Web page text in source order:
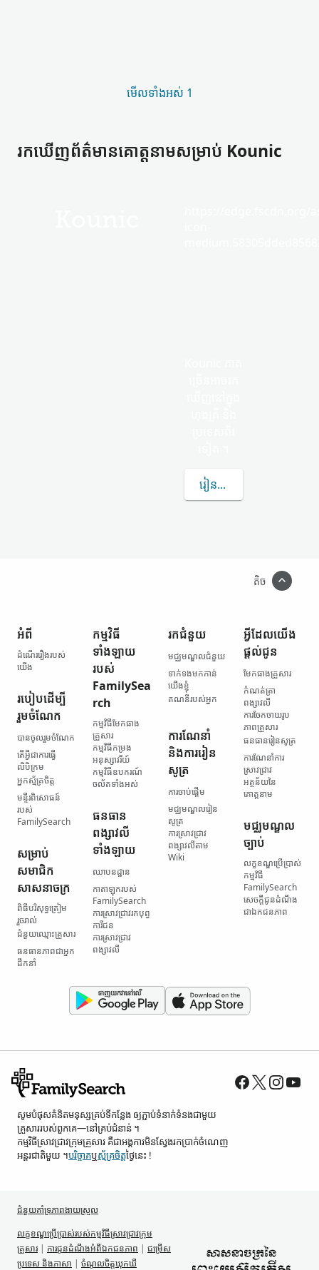
មើល​ទាំងអស់ 1
រកឃើញ​ព័ត៌មាន​គោត្តនាម​សម្រាប់ Kounic
រៀន​បន្ថែម​ទៀត​អំពី
តិច
អំពី
ដំណើររឿង​របស់​
យើង
របៀប​ដើម្បី​
រួមចំណែក
បានចូលរួមចំណែក
តើ​អ្វី​ជា​ការធ្វើ​
លិបិក្រម
អ្នកស្ម័គ្រចិត្ត
មន្ទីរ​ពិសោធន៍​
របស់
FamilySearch
សម្រាប់​
សមាជិក​
សាសនាចក្រ
ពិធី​បរិសុទ្ធ​ត្រៀម​
រួចរាល់
ជំនួយ​ឈ្មោះ​គ្រួសារ
ធនធាន​ភាពជាអ្នក
ដឹកនាំ
កម្មវិធី​
ទាំងឡាយ​
របស់
FamilySea
rch
កម្មវិធី​មែកធាង​
គ្រួសារ
កម្មវិធី​កម្រង​
អនុស្សាវរីយ៍
កម្មវិធី​ឧបករណ៍​
ចល័ត​ទាំងអស់
ធនធាន​
ពង្សាវលី​
ទាំងឡាយ
ឈាបនដ្ឋាន
កាតាឡុក​របស់
FamilySearch
ការស្រាវជ្រាវ​រក​បុព្វ
ការីជន
ការស្រាវជ្រាវ​
ពង្សាវលី
រក​ជំនួយ
មជ្ឈមណ្ឌល​ជំនួយ
ទាក់ទង​មកកាន់​
យើងខ្ញុំ
គណនី​របស់​អ្នក
ការណែនាំ
និង​ការរៀន
សូត្រ
ការចាប់ផ្ដើម
មជ្ឈមណ្ឌល​រៀន
សូត្រ
ការស្រាវជ្រាវ​
ពង្សាវលី​តាម
Wiki
អ្វី​ដែល​យើង​
ផ្ដល់ជូន
មែកធាង​គ្រួសារ
កំណត់ត្រា​
ពង្សាវលី
ការចែកចាយ​រូប
ភាព​គ្រួសារ
ធនធាន​រៀនសូត្រ
ការណែនាំ​ការ
ស្រាវជ្រាវ
អត្ថន័យ​នៃ​
គោត្តនាម
មជ្ឈមណ្ឌល​
ច្បាប់
លក្ខខណ្ឌ​ប្រើប្រាស់​
កម្មវិធី
FamilySearch
សេចក្តីជូនដំណឹង​
ជា​ឯកជនភាព
សូម​បំផុស​គំនិត​មនុស្ស​គ្រប់ទី​កន្លែង ឲ្យ​ភ្ជាប់​ទំនាក់ទំនង​ជាមួយ​
គ្រួសារ​របស់​ពួកគេ—នៅ​គ្រប់​ជំនាន់ ។
កម្មវិធី​ស្រាវជ្រាវ​ក្រុមគ្រួសារ គឺជា​អង្គការ​មិន​ស្វែង​រក​ប្រាក់​ចំណេញ​
អន្តរជាតិ​មួយ ។បរិច្ចាគឬស្ម័គ្រចិត្តថ្ងៃនេះ !
ជំនួយគាំទ្រ​ភាពងាយស្រួល
លក្ខខណ្ឌ​ប្រើប្រាស់​របស់​កម្មវិធី​ស្រាវជ្រាវ​ក្រុម
គ្រួសារ | ការជូន​ដំណឹង​អំពី​ឯកជនភាព | ជម្រើស
ប្រទេស និង​ភាសា | ចំណូលចិត្ត​ឃុកឃី